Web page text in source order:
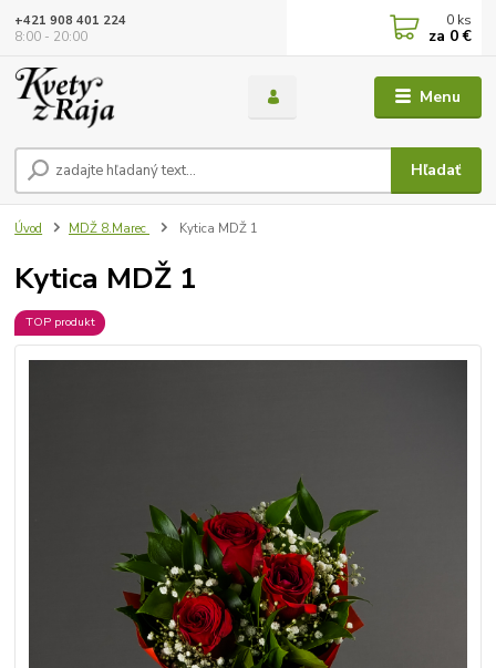
Menu
Hľadať
+421 908 401 224
8:00 - 20:00
0 ks
za 0 €
Úvod MDŽ 8.Marec Kytica MDŽ 1
Kytica MDŽ 1
TOP produkt